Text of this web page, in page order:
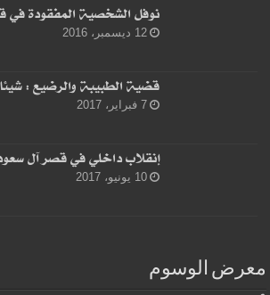
نوفل الشخصية المفقودة
12 ديسمبر، 2016
قضية الطبيبة والرضيع :
7 فبراير، 2017
إنقلاب داخلي في قصر آل
10 يونيو، 2017
معرض الوسوم